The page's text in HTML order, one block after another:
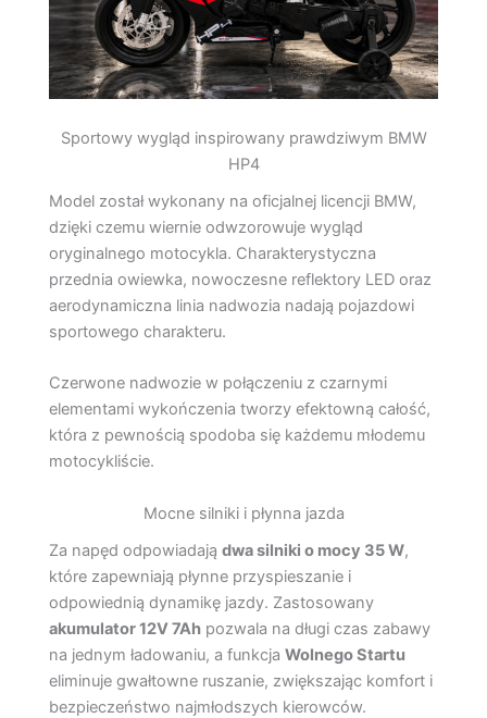
Sportowy wygląd inspirowany prawdziwym BMW
HP4
Model został wykonany na oficjalnej licencji BMW,
dzięki czemu wiernie odwzorowuje wygląd
oryginalnego motocykla. Charakterystyczna
przednia owiewka, nowoczesne reflektory LED oraz
aerodynamiczna linia nadwozia nadają pojazdowi
sportowego charakteru.
Czerwone nadwozie w połączeniu z czarnymi
elementami wykończenia tworzy efektowną całość,
która z pewnością spodoba się każdemu młodemu
motocykliście.
Mocne silniki i płynna jazda
Za napęd odpowiadają dwa silniki o mocy 35 W,
które zapewniają płynne przyspieszanie i
odpowiednią dynamikę jazdy. Zastosowany
akumulator 12V 7Ah pozwala na długi czas zabawy
na jednym ładowaniu, a funkcja Wolnego Startu
eliminuje gwałtowne ruszanie, zwiększając komfort i
bezpieczeństwo najmłodszych kierowców.